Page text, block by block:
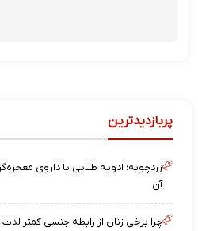
پربازدیدترین
زردچوبه؛ ادویه طلایی یا داروی
آن